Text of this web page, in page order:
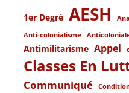
1er Degré AESH
Anti-colonialisme
Antimilitarisme Appel
Classes En
Communiqué